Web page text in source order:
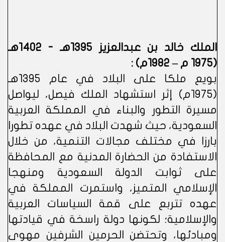
الملك خالد بن عبدالعزيز 1395هـ - 1402هـ
(1975 م – 1982م) :
بويع ملكا على البلاد في عام 1395هـ
(1975م) إثر استشهاد الملك فيصل، ليواصل
مسيرة التطور والبناء في المملكة العربية
السعودية، حيث شهدت البلاد في عهده تطورا
بارزا في مختلف مجالات التنمية، من خلال
الاستفادة من الحضارة المدنية مع المحافظة
على ثوابت الدولة السعودية ومنهجا
الإسلامي المتميز، واستمرت المملكة في
عهده تتربع على قمة السياسات العربية
والإسلامية؛ لكونها دولة راسخة في قيادتها
ومبادئها، وتحتضن الحرمين الشرفين مهوى